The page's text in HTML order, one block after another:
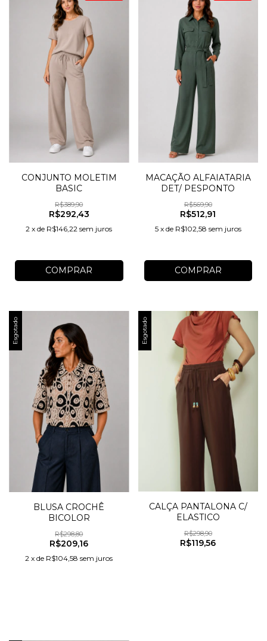
CONJUNTO MOLETIM
BASIC
R$389,90
R$292,43
2 xde R$146,22 sem juros
COMPRAR
MACAÇÃO ALFAIATARIA
DET/ PESPONTO
R$569,90
R$512,91
5 x de R$102,58 sem juros
COMPRAR
Esgotado
BLUSA CROCHÊ
BICOLOR
R$298,80
R$209,16
2 xde R$104,58 sem juros
Esgotado
CALÇA PANTALONA C/
ELASTICO
R$298,90
R$119,56